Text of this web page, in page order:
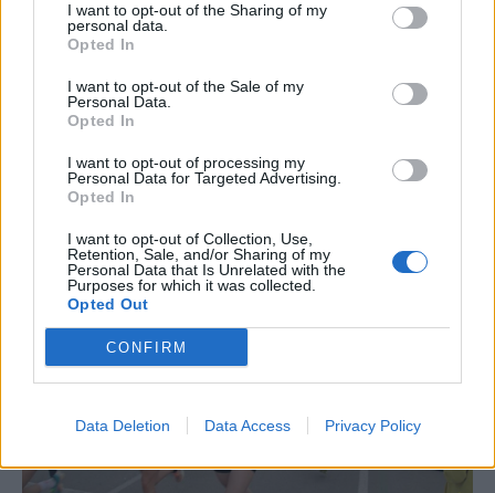
I want to opt-out of the Sharing of my
personal data.
Opted In
I want to opt-out of the Sale of my
Personal Data.
Opted In
I want to opt-out of processing my
Personal Data for Targeted Advertising.
Opted In
I want to opt-out of Collection, Use,
Retention, Sale, and/or Sharing of my
Personal Data that Is Unrelated with the
Purposes for which it was collected.
Opted Out
CONFIRM
Data Deletion Data Access Privacy Policy
Caçadors de subvencions